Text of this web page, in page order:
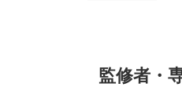
監修者・